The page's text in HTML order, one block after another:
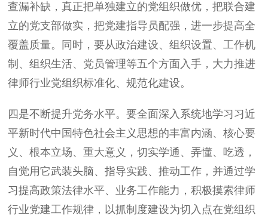
查漏补缺，真正把单独建立的党组织做优，把联合建
立的党支部做实，把党建指导员配强，进一步提高全
覆盖质量。同时，要从政治建设、组织设置、工作机
制、组织生活、党员管理等五个方面入手，大力推进
律师行业党组织标准化、规范化建设。
四是不断提升党务水平。要全面深入系统地学习习近
平新时代中国特色社会主义思想的丰富内涵、核心要
义、根本立场、重大意义，切实学通、弄懂、吃透，
自觉用它武装头脑、指导实践、推动工作，并通过学
习提高政策法律水平、业务工作能力，积极摸索律师
行业党建工作规律，以抓制度建设为切入点在党组织